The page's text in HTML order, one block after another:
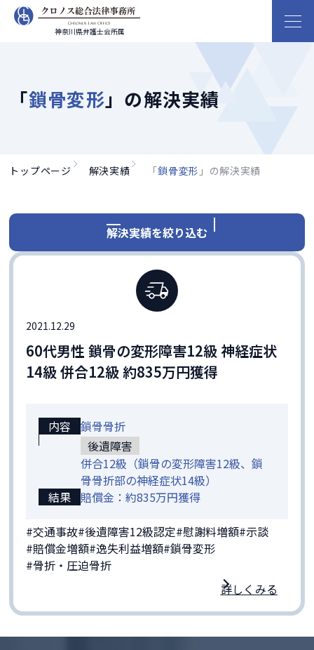
神奈川県弁護士会所属
「鎖骨変形」の解決実績
トップページ 解決実績 「鎖骨変形 」の解決実績
2021.12.29
60代男性 鎖骨の変形障害12級 神経症状
14級 併合12級 約835万円獲得
内容
鎖骨骨折
後遺障害
併合12級（鎖骨の変形障害12級、鎖
骨骨折部の神経症状14級）
結果
賠償金：約835万円獲得
#交通事故#後遺障害12級認定#慰謝料増額#示談
#賠償金増額#逸失利益増額#鎖骨変形
#骨折・圧迫骨折
詳しくみる
解決実績を絞り込む